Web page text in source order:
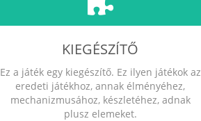
KIEGÉSZÍTŐ
Ez a játék egy kiegészítő. Ez ilyen játékok az
eredeti játékhoz, annak élményéhez,
mechanizmusához, készletéhez, adnak
plusz elemeket.